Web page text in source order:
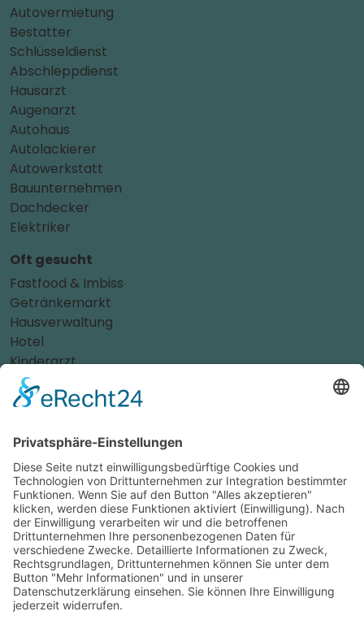
Autovermietung
Bestatter
Schlüsseldienst
Abschleppdienst
Hausarzt
Augenarzt
Autohaus
Autolackierer
Autowerkstatt
Bauunternehmen
Dachdecker
Elektriker
Oft gesucht
Fastfood & Imbiss
Getränkemarkt
Hausverwaltung
Hotel
Kinderarzt
Personalvermittler
Weitere Sportvereine
Zahnarzt
Tennis
Tankstelle
Tierbedarf
Parken
Für Ihr Unternehmen
Sichern Sie sich die Vorteile vondas ist nah! Mit uns
erreichen Sie neue Kunden und bleiben Ihren
Bestandskunden in guter Erinnerung.